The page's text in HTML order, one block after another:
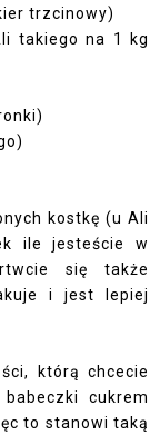
trzcinowy)
takiego na 1 kg
kostkę (u Ali
ile jesteście w
się także
i jest lepiej
którą chcecie
cukrem
to stanowi taką